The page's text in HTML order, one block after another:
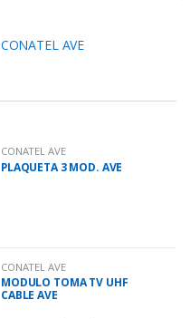
CONATEL AVE
CONATEL AVE
PLAQUETA 3 MOD. AVE
CONATEL AVE
MODULO TOMA TV UHF
CABLE AVE